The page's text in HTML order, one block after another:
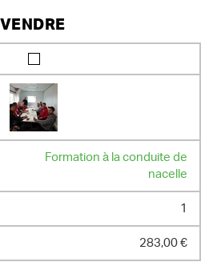
Formation à la conduite de
nacelle
1
283,00 €